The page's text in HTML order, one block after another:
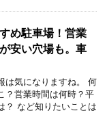
め駐車場！営業
安い穴場も。車
は気になりますね。 何
？営業時間は何時？平
？ など知りたいことは